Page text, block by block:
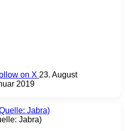
on X 23. August
2019
Jabra)